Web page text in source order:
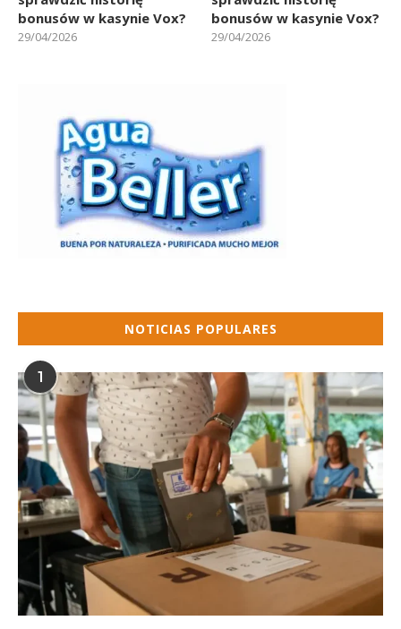
bonusów w kasynie Vox?
29/04/2026
bonusów w kasynie Vox?
29/04/2026
NOTICIAS POPULARES
1